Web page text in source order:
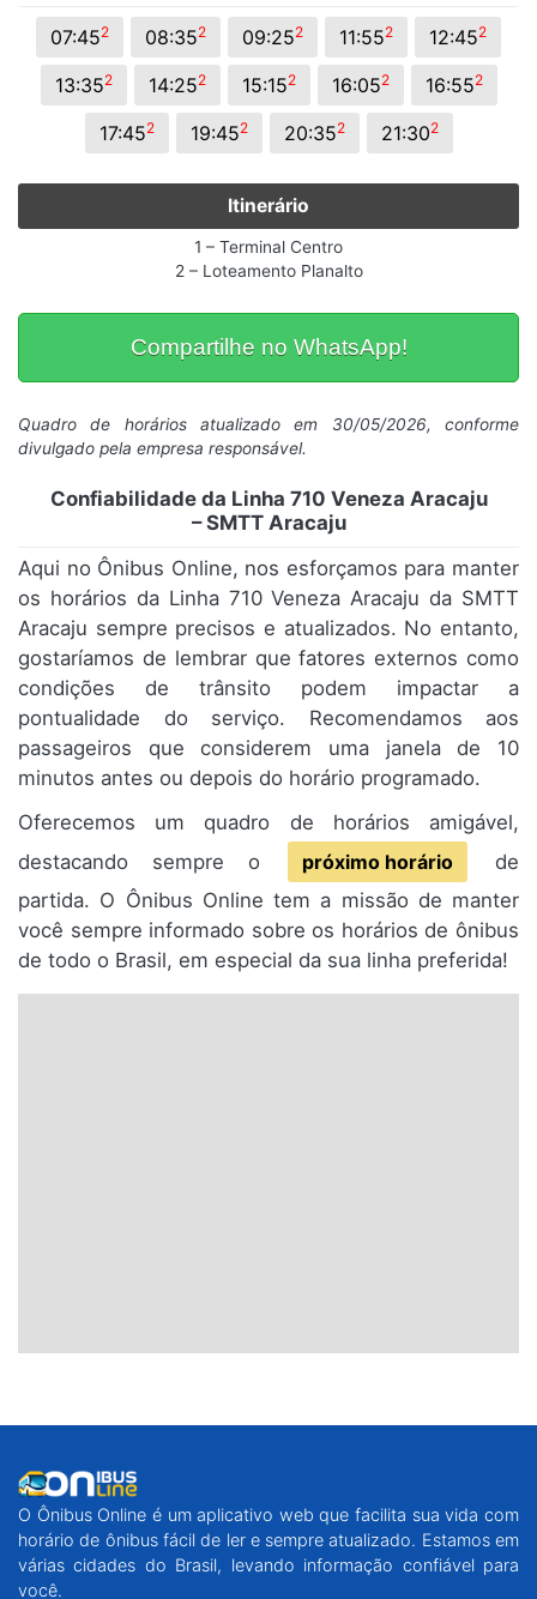
07:452 08:352 09:252 11:552 12:452
13:352 14:252 15:152 16:052 16:552
17:452 19:452 20:352 21:302
Itinerário
1 – Terminal Centro
2 – Loteamento Planalto
Compartilhe no WhatsApp!
Quadro de horários atualizado em 30/05/2026, conforme
divulgado pela empresa responsável.
Confiabilidade da Linha 710 Veneza Aracaju
– SMTT Aracaju
Aqui no Ônibus Online, nos esforçamos para manter
os horários da Linha 710 Veneza Aracaju da SMTT
Aracaju sempre precisos e atualizados. No entanto,
gostaríamos de lembrar que fatores externos como
condições de trânsito podem impactar a
pontualidade do serviço. Recomendamos aos
passageiros que considerem uma janela de 10
minutos antes ou depois do horário programado.
Oferecemos um quadro de horários amigável,
destacando sempre o
próximo horário
de
partida. O Ônibus Online tem a missão de manter
você sempre informado sobre os horários de ônibus
de todo o Brasil, em especial da sua linha preferida!
O Ônibus Online é um aplicativo web que facilita sua vida com
horário de ônibus fácil de ler e sempre atualizado. Estamos em
várias cidades do Brasil, levando informação confiável para
você.